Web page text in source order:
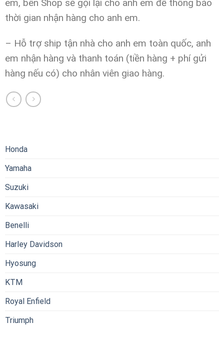
em, bên Shop sẽ gọi lại cho anh em để thông báo
thời gian nhận hàng cho anh em.
– Hỗ trợ ship tận nhà cho anh em toàn quốc, anh
em nhận hàng và thanh toán (tiền hàng + phí gửi
hàng nếu có) cho nhân viên giao hàng.
Honda
Yamaha
Suzuki
Kawasaki
Benelli
Harley Davidson
Hyosung
KTM
Royal Enfield
Triumph